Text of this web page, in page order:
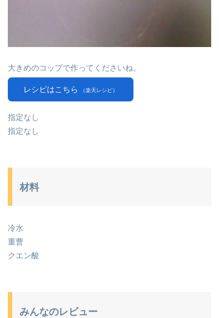
大きめのコップで作ってくださいね。
レシピはこちら （楽天レシピ）
指定なし
指定なし
材料
冷水
重曹
クエン酸
みんなのレビュー